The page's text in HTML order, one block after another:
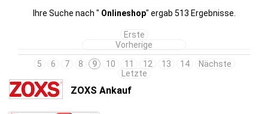
Ihre Suche nach " Onlineshop" ergab 513 Ergebnisse.
Erste
Vorherige
5
6 7 8 9 10 11 12 13 14
Nächste
Letzte
ZOXS Ankauf